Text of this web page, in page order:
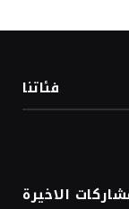
فئاتنا
الاخيرة